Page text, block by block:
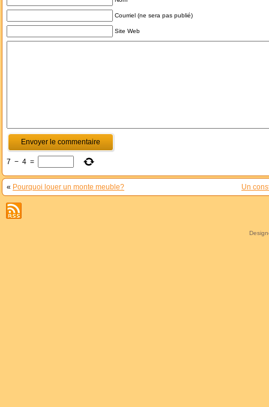
Courriel (ne sera pas publié)
Site Web
7 − 4 =
« Pourquoi louer un monte meuble? Un